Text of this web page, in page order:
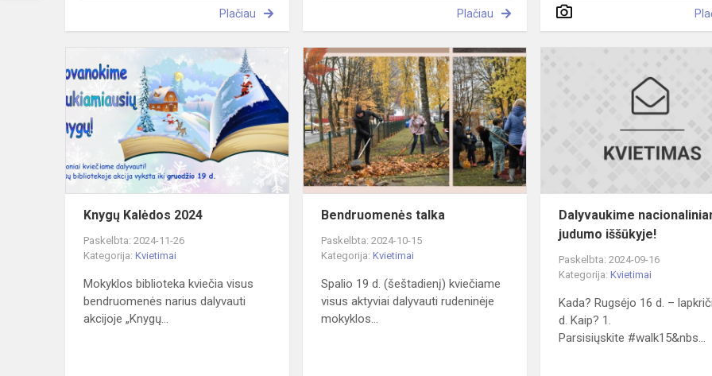
Plačiau Plačiau
Knygų
Kalėdos
2024
Knygų Kalėdos 2024
Paskelbta: 2024-11-26
Kategorija: Kvietimai
Mokyklos biblioteka kviečia visus
bendruomenės narius dalyvauti
akcijoje „Knygų...
Bendruomenės
talka
Bendruomenės talka
Paskelbta: 2024-10-15
Kategorija:Kvietimai
Spalio 19 d. (šeštadienį) kviečiame
visus aktyviai dalyvauti rudeninėje
mokyklos...
Dalyvaukime
judumo iššūkyje!
Paskelbta: 2024-09-16
Kategorija:Kvietimai
Kada? Rugsėjo 16 d. –
d. Kaip? 1.
Parsisiųskite #walk15&nbs...